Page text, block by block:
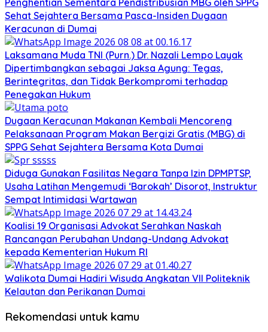
Penghentian Sementara Pendistribusian MBG oleh SPPG
Sehat Sejahtera Bersama Pasca-Insiden Dugaan
Keracunan di Dumai
Laksamana Muda TNI (Purn.) Dr. Nazali Lempo Layak
Dipertimbangkan sebagai Jaksa Agung: Tegas,
Berintegritas, dan Tidak Berkompromi terhadap
Penegakan Hukum
Dugaan Keracunan Makanan Kembali Mencoreng
Pelaksanaan Program Makan Bergizi Gratis (MBG) di
SPPG Sehat Sejahtera Bersama Kota Dumai
Diduga Gunakan Fasilitas Negara Tanpa Izin DPMPTSP,
Usaha Latihan Mengemudi ‘Barokah’ Disorot, Instruktur
Sempat Intimidasi Wartawan
Koalisi 19 Organisasi Advokat Serahkan Naskah
Rancangan Perubahan Undang-Undang Advokat
kepada Kementerian Hukum RI
Walikota Dumai Hadiri Wisuda Angkatan VII Politeknik
Kelautan dan Perikanan Dumai
Rekomendasi untuk kamu